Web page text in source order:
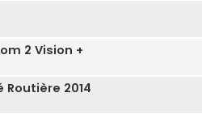
2 Vision +
2014